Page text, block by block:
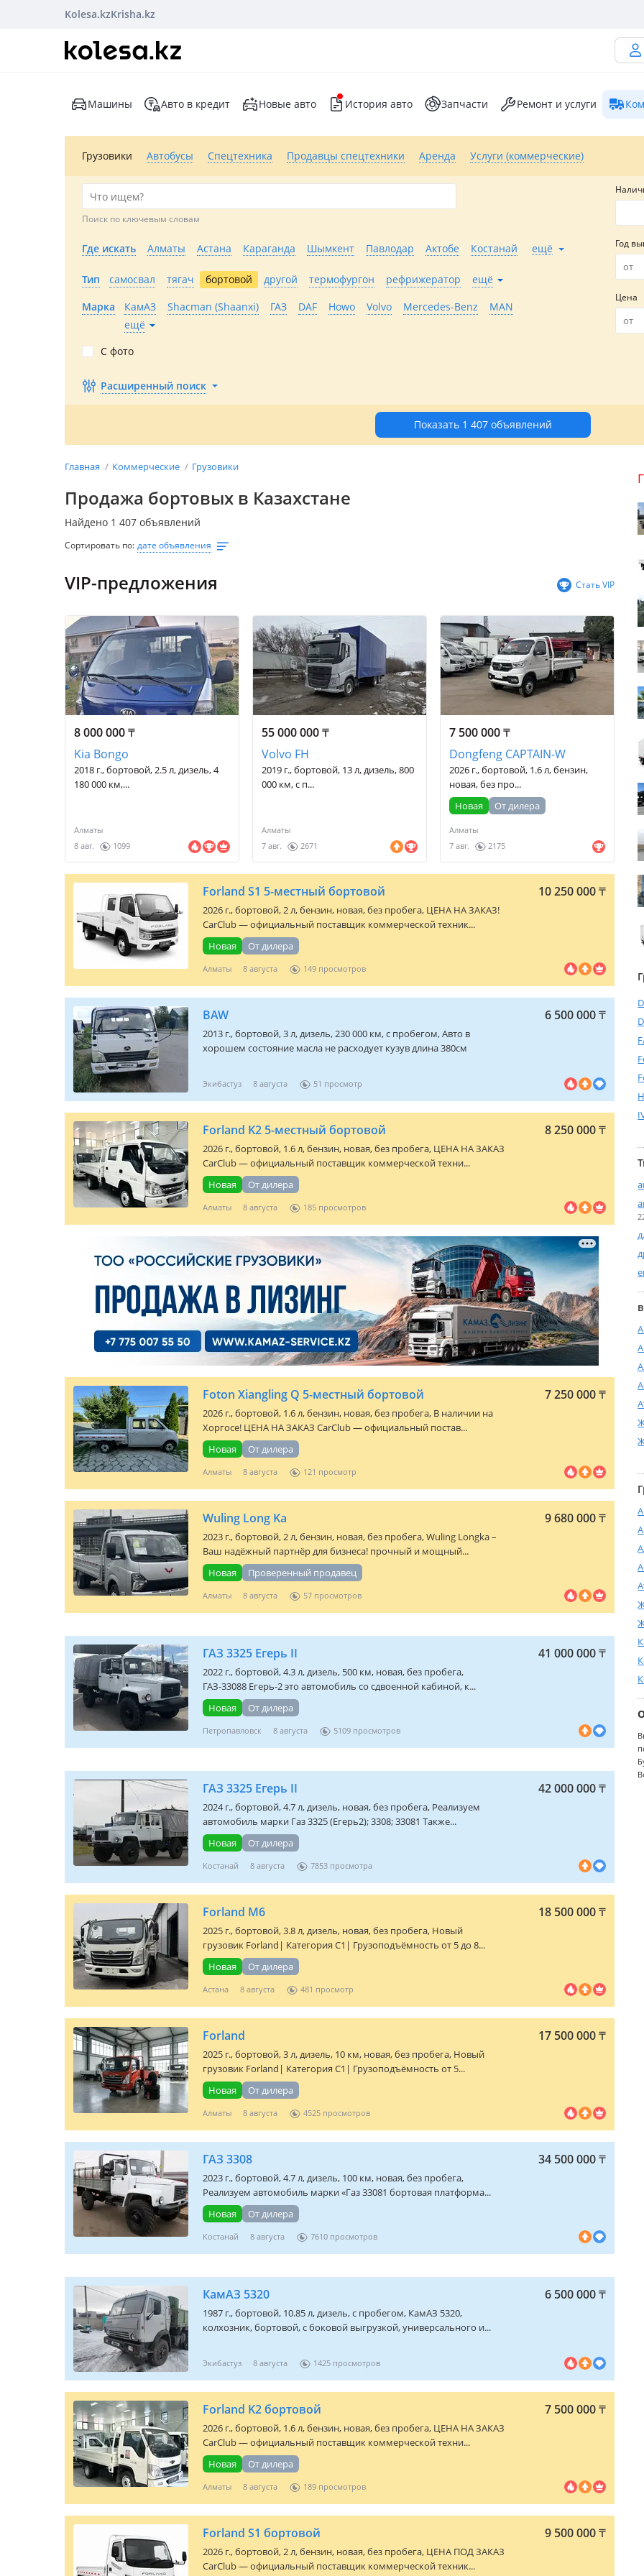
Kolesa.kzKrisha.kz
Машины Авто в кредит Новые авто История авто Запчасти Ремонт и услуги
Грузовики Автобусы Спецтехника Продавцы спецтехники Аренда Услуги (коммерческие)
Поиск по ключевым словам
Где искать Алматы Астана Караганда Шымкент Павлодар Актобе Костанай ещё
Тип самосвал тягач бортовой другой термофургон рефрижератор ещё
Марка КамАЗ Shacman (Shaanxi) ГАЗ DAF Howo Volvo Mercedes-Benz
MAN
ещё
С фото
Расширенный поиск
Год
Цена
Показать 1 407 объявлений
Главная Коммерческие Грузовики
Продажа бортовых в Казахстане
Найдено 1 407 объявлений
Сортировать по: дате объявления
VIP-предложения Стать VIP
8 000 000₸
Kia Bongo
2018 г., бортовой, 2.5 л, дизель, 4
180 000 км,...
Алматы
8 авг.
1099
55 000 000₸
Volvo FH
2019 г., бортовой, 13 л, дизель, 800
000 км, с п...
Алматы
7 авг.
2671
7 500 000₸
Dongfeng CAPTAIN-W
2026 г., бортовой, 1.6 л, бензин,
новая, без про...
Новая
От дилера
Алматы
7 авг.
2175
Forland S1 5-местный бортовой 10 250 000₸
2026 г., бортовой, 2 л, бензин, новая, без пробега, ЦЕНА НА ЗАКАЗ!
CarClub — официальный поставщик коммерческой техник...
Новая
От дилера
Алматы 8 августа 149
BAW 6 500 000₸
2013 г., бортовой, 3 л, дизель, 230 000 км, с пробегом, Авто в
хорошем состояние масла не расходует кузув длина 380см
Экибастуз 8 августа 51
Forland K2 5-местный бортовой 8 250 000₸
2026 г., бортовой, 1.6 л, бензин, новая, без пробега, ЦЕНА НА ЗАКАЗ
CarClub — официальный поставщик коммерческой техни...
Новая
От дилера
Алматы 8 августа 185
Foton Xiangling Q 5-местный бортовой 7 250 000₸
2026 г., бортовой, 1.6 л, бензин, новая, без пробега, В наличии на
Хоргосе! ЦЕНА НА ЗАКАЗ CarClub — официальный постав...
Новая
От дилера
Алматы 8 августа 121
Wuling Long Ka 9 680 000₸
2023 г., бортовой, 2 л, бензин, новая, без пробега, Wuling Longka –
Ваш надёжный партнёр для бизнеса! прочный и мощный...
Новая
Проверенный продавец
Алматы 8 августа 57
ГАЗ 3325 Егерь II 41 000 000₸
2022 г., бортовой, 4.3 л, дизель, 500 км, новая, без пробега,
ГАЗ-33088 Егерь-2 это автомобиль со сдвоенной кабиной, к...
Новая
От дилера
Петропавловск 8 августа 5109
ГАЗ 3325 Егерь II 42 000 000₸
2024 г., бортовой, 4.7 л, дизель, новая, без пробега, Реализуем
автомобиль марки Газ 3325 (Егерь2); 3308; 33081 Также...
Новая
От дилера
Костанай 8 августа 7853
Forland M6 18 500 000₸
2025 г., бортовой, 3.8 л, дизель, новая, без пробега, Новый
грузовик Forland| Категория С1| Грузоподъёмность от 5 до 8...
Новая
От дилера
Астана 8 августа 481
Forland 17 500 000₸
2025 г., бортовой, 3 л, дизель, 10 км, новая, без пробега, Новый
грузовик Forland| Категория С1| Грузоподъёмность от 5...
Новая
От дилера
Алматы 8 августа 4525
ГАЗ 3308 34 500 000₸
2023 г., бортовой, 4.7 л, дизель, 100 км, новая, без пробега,
Реализуем автомобиль марки «Газ 33081 бортовая платформа...
Новая
От дилера
Костанай 8 августа 7610
КамАЗ 5320 6 500 000₸
1987 г., бортовой, 10.85 л, дизель, с пробегом, КамАЗ 5320,
колхозник, бортовой, с боковой выгрузкой, универсального и...
Экибастуз 8 августа 1425
Forland K2 бортовой 7 500 000₸
2026 г., бортовой, 1.6 л, бензин, новая, без пробега, ЦЕНА НА ЗАКАЗ
CarClub — официальный поставщик коммерческой техни...
Новая
От дилера
Алматы 8 августа 189
Forland S1 бортовой 9 500 000₸
2026 г., бортовой, 2 л, бензин, новая, без пробега, ЦЕНА ПОД ЗАКАЗ
CarClub — официальный поставщик коммерческой техник...